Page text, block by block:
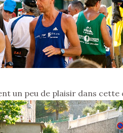
un peu de plaisir dans